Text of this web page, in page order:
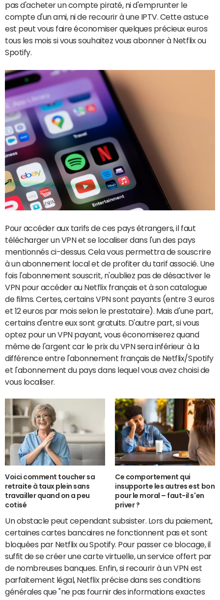
pas d'acheter un compte piraté, ni d'emprunter le
compte d'un ami, ni de recourir à une IPTV. Cette astuce
est peut vous faire économiser quelques précieux euros
tous les mois si vous souhaitez vous abonner à Netflix ou
Spotify.
Pour accéder aux tarifs de ces pays étrangers, il faut
télécharger un VPN et se localiser dans l'un des pays
mentionnés ci-dessus. Cela vous permettra de souscrire
à un abonnement local et de profiter du tarif associé. Une
fois l'abonnement souscrit, n'oubliez pas de désactiver le
VPN pour accéder au Netflix français et à son catalogue
de films. Certes, certains VPN sont payants (entre 3 euros
et 12 euros par mois selon le prestataire). Mais d'une part,
certains d'entre eux sont gratuits. D'autre part, si vous
optez pour un VPN payant, vous économiserez quand
même de l'argent car le prix du VPN sera inférieur à la
différence entre l'abonnement français de Netflix/Spotify
et l'abonnement du pays dans lequel vous avez choisi de
vous localiser.
Voici comment toucher sa
retraite à taux plein sans
travailler quand on a peu
cotisé
Ce comportement qui
insupporte les autres est bon
pour le moral – faut-il s'en
priver ?
Un obstacle peut cependant subsister. Lors du paiement,
certaines cartes bancaires ne fonctionnent pas et sont
bloquées par Netflix ou Spotify. Pour passer ce blocage, il
suffit de se créer une carte virtuelle, un service offert par
de nombreuses banques. Enfin, si recourir à un VPN est
parfaitement légal, Netflix précise dans ses conditions
générales que "ne pas fournir des informations exactes